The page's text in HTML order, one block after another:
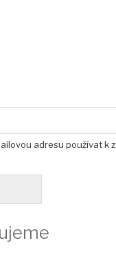
adresu používat